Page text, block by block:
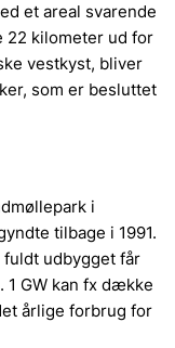
et areal svarende
22 kilometer ud for
vestkyst, bliver
som er besluttet
i
tilbage i 1991.
udbygget får
1 GW kan fx dække
årlige forbrug for